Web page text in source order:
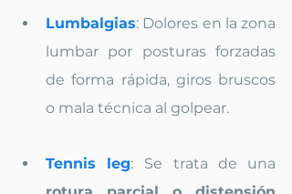
Lumbalgias: Dolores en la zona
lumbar por posturas forzadas
de forma rápida, giros bruscos
o mala técnica al golpear.
Tennis leg: